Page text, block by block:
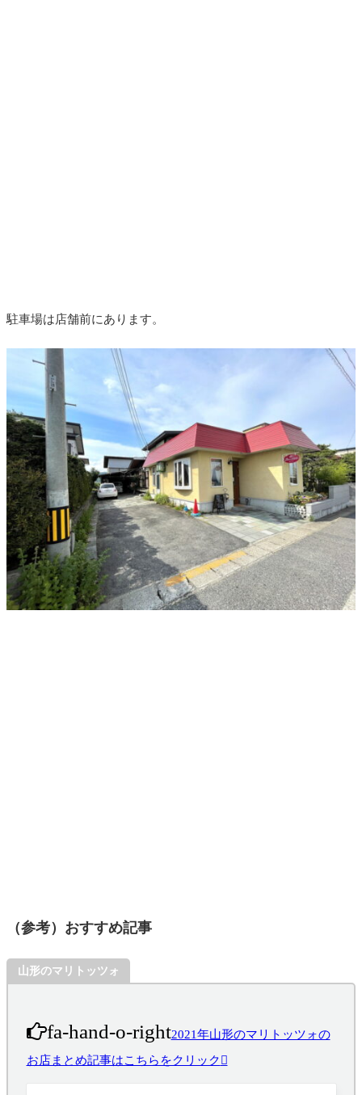
駐車場は店舗前にあります。
（参考）おすすめ記事
山形のマリトッツォ
fa-hand-o-right2021年山形のマリトッツォの
お店まとめ記事はこちらをクリック